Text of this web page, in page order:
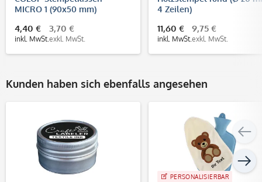
MICRO 1 (90x50 mm)
4,40 €
inkl. MwSt.
3,70 €
exkl. MwSt.
4 Zeilen)
11,60 €
inkl. MwSt.
9,75 €
exkl. MwSt.
Kunden haben sich ebenfalls angesehen
PERSONALISIERBAR